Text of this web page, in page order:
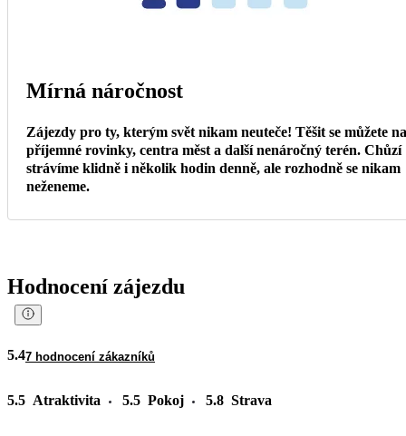
Mírná náročnost
Zájezdy pro ty, kterým svět nikam neuteče! Těšit se můžete na
příjemné rovinky, centra měst a další nenáročný terén. Chůzí
strávíme klidně i několik hodin denně, ale rozhodně se nikam
neženeme.
Hodnocení zájezdu
5.47 hodnocení zákazníků
5.5 Atraktivita 5.5 Pokoj 5.8 Strava